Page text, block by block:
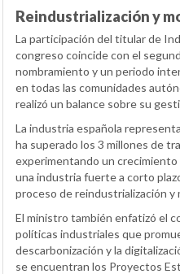
Reindustrialización y
La participación del titular de
congreso coincide con el
nombramiento y un periodo
en todas las comunidades
realizó un balance sobre su
La industria española
ha superado los 3 millones de
experimentando un crecimiento
una industria fuerte a corto
proceso de reindustrialización y
El ministro también enfatizó el
políticas industriales que
descarbonización y la
se encuentran los Proyectos